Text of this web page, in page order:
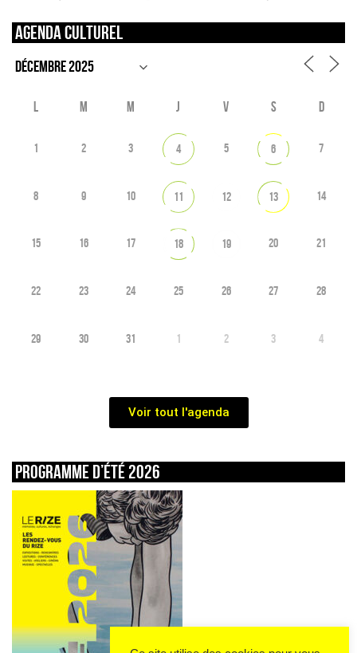
Agenda culturel
L M M J V S D
1 2 3 4 5 6 7
8 9 10 11 12 13 14
15 16 17 18 19 20 21
22 23 24 25 26 27 28
29 30 31 1 2 3 4
Voir tout l'agenda
Programme d’été 2026